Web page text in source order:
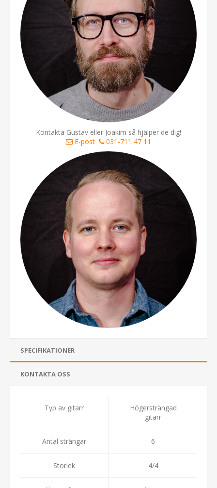
Kontakta Gustav eller Joakim så hjälper de dig!
E-post
031-711 47 11
SPECIFIKATIONER
KONTAKTA OSS
Typ av gitarr
Högersträngad
gitarr
Antal strängar 6
Storlek 4/4